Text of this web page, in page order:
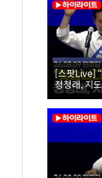
[스팟Live]
정청래, 지
26.08.09 더
보 대구·경